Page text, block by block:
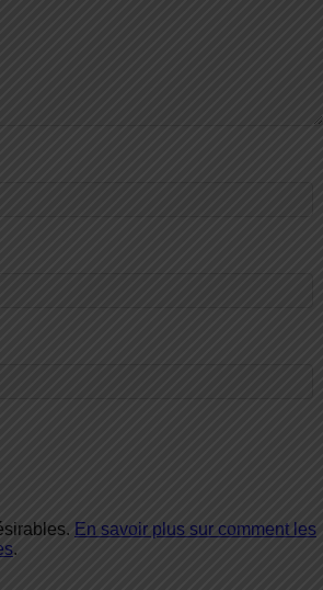
En savoir plus sur comment les
.